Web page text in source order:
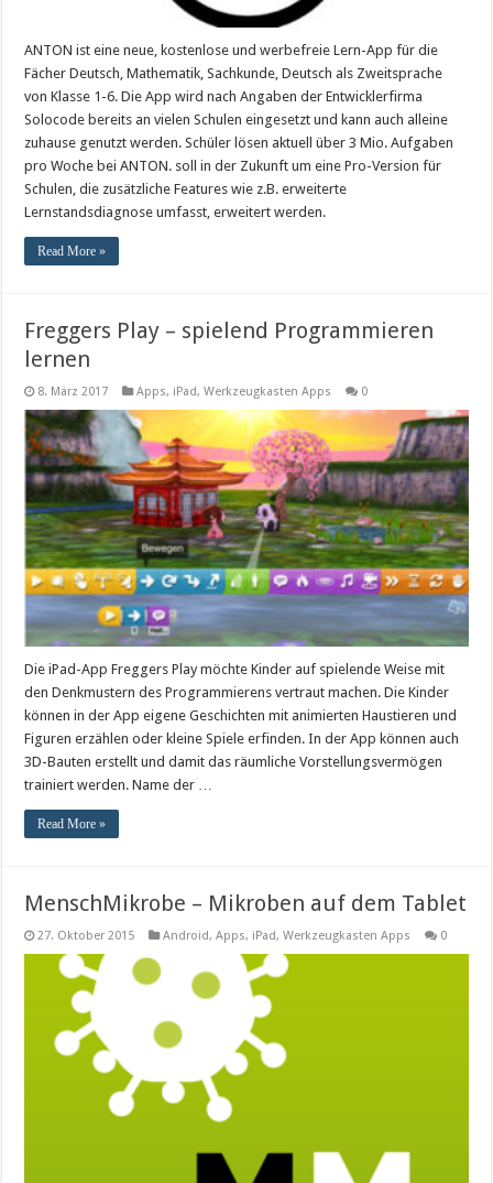
ANTON ist eine neue, kostenlose und werbefreie Lern-App für die
Fächer Deutsch, Mathematik, Sachkunde, Deutsch als Zweitsprache
von Klasse 1-6. Die App wird nach Angaben der Entwicklerfirma
Solocode bereits an vielen Schulen eingesetzt und kann auch alleine
zuhause genutzt werden. Schüler lösen aktuell über 3 Mio. Aufgaben
pro Woche bei ANTON. soll in der Zukunft um eine Pro-Version für
Schulen, die zusätzliche Features wie z.B. erweiterte
Lernstandsdiagnose umfasst, erweitert werden.
Read More »
Freggers Play – spielend Programmieren
lernen
8. März 2017 Apps, iPad,Werkzeugkasten Apps 0
Die iPad-App Freggers Play möchte Kinder auf spielende Weise mit
den Denkmustern des Programmierens vertraut machen. Die Kinder
können in der App eigene Geschichten mit animierten Haustieren und
Figuren erzählen oder kleine Spiele erfinden. In der App können auch
3D-Bauten erstellt und damit das räumliche Vorstellungsvermögen
trainiert werden. Name der …
Read More »
MenschMikrobe – Mikroben auf dem Tablet
27. Oktober 2015 Android,Apps, iPad,Werkzeugkasten Apps 0